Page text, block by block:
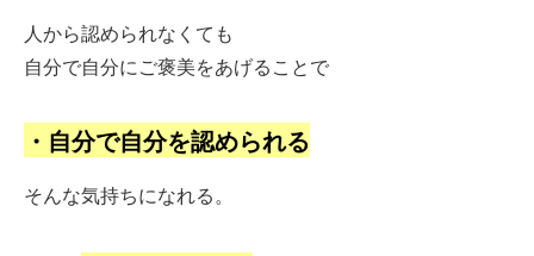
人から認められなくても
自分で自分にご褒美をあげることで
・自分で自分を認められる
そんな気持ちになれる。